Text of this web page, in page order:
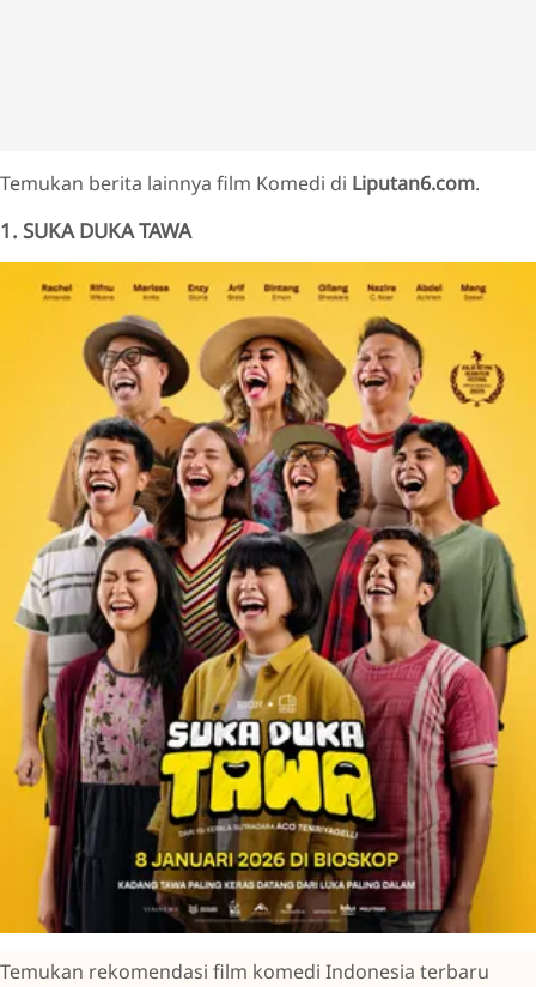
Temukan berita lainnya film Komedi di Liputan6.com.
1. SUKA DUKA TAWA
Temukan rekomendasi film komedi Indonesia terbaru